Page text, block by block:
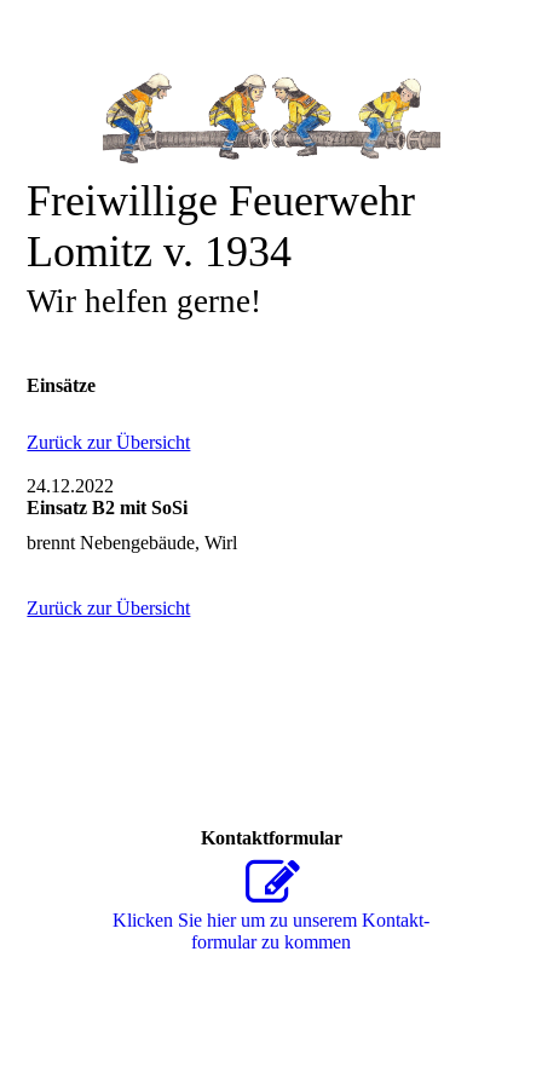
Freiwillige Feuerwehr
Lomitz v. 1934
Wir helfen gerne!
Einsätze
Zurück zur Übersicht
24.12.2022
Einsatz B2 mit SoSi
brennt Nebengebäude, Wirl
Zurück zur Übersicht
Kontaktformular
Klicken Sie hier um zu unserem Kon­takt­
for­mu­lar zu kommen